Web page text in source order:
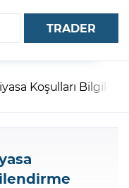
TRADER
Koşulları